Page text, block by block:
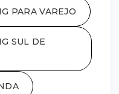
PARA VAREJO
SUL DE